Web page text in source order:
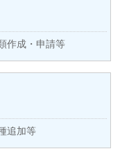
作成・申請等
追加等